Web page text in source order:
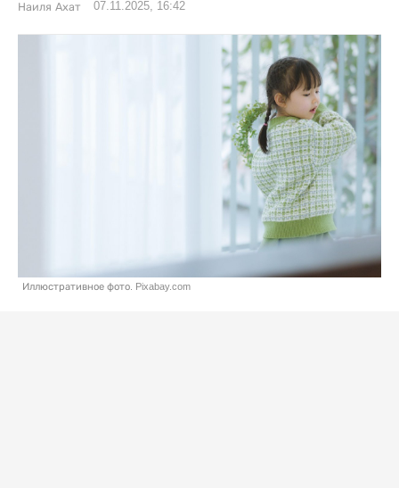
Наиля Ахат 07.11.2025, 16:42
Иллюстративное фото. Pixabay.com